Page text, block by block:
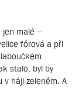
jen malé –
fórová a při
stalo, byl by
v háji zeleném. A